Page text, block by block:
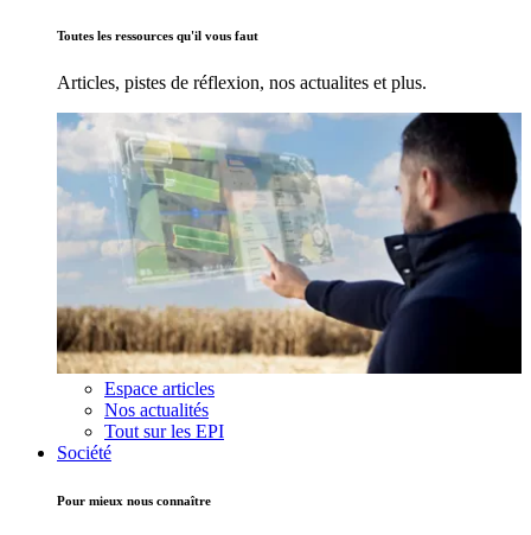
Toutes les ressources qu'il vous faut
Articles, pistes de réflexion, nos actualites et plus.
Espace articles
Nos actualités
Tout sur les EPI
Société
Pour mieux nous connaître